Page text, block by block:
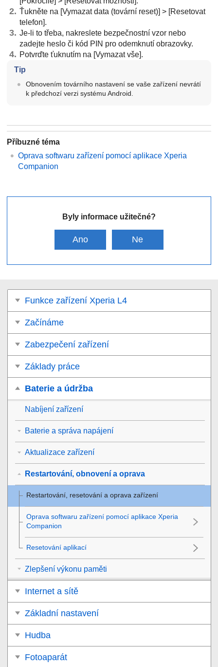
Ťukněte na [Vymazat data (tovární reset)] > [Resetovat
telefon].
Je-li to třeba, nakreslete bezpečnostní vzor nebo
zadejte heslo či kód PIN pro odemknutí obrazovky.
Potvrďte ťuknutím na [Vymazat vše].
Tip
Obnovením továrního nastavení se vaše zařízení nevrátí
k předchozí verzi systému Android.
Příbuzné téma
Oprava softwaru zařízení pomocí aplikace Xperia
Companion
Byly informace užitečné?
Ano Ne
Funkce zařízení Xperia L4
Začínáme
Zabezpečení zařízení
Základy práce
Baterie a údržba
Nabíjení zařízení
Baterie a správa napájení
Aktualizace zařízení
Restartování, obnovení a oprava
Restartování, resetování a oprava zařízení
Oprava softwaru zařízení pomocí aplikace Xperia
Companion
Resetování aplikací
Zlepšení výkonu paměti
Internet a sítě
Základní nastavení
Hudba
Fotoaparát